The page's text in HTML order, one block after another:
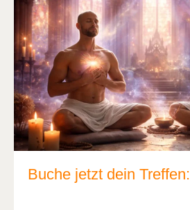
Buche jetzt dein Treffen: